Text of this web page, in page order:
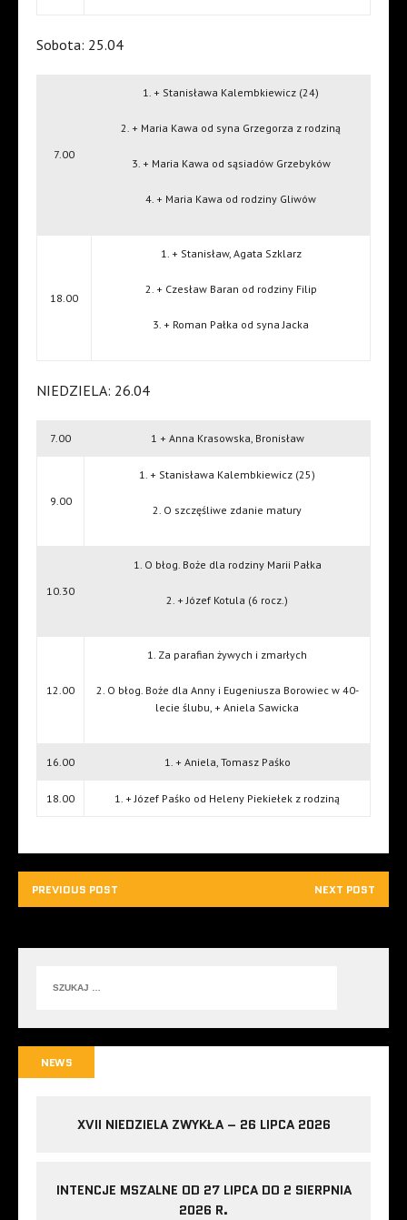
Sobota: 25.04
7.00
1. + Stanisława Kalembkiewicz (24)
2. + Maria Kawa od syna Grzegorza z rodziną
3. + Maria Kawa od sąsiadów Grzebyków
4. + Maria Kawa od rodziny Gliwów
18.00
1. + Stanisław, Agata Szklarz
2. + Czesław Baran od rodziny Filip
3. + Roman Pałka od syna Jacka
NIEDZIELA: 26.04
7.00 1 + Anna Krasowska, Bronisław
9.00
1. + Stanisława Kalembkiewicz (25)
2. O szczęśliwe zdanie matury
10.30
1. O błog. Boże dla rodziny Marii Pałka
2. + Józef Kotula (6 rocz.)
12.00
1. Za parafian żywych i zmarłych
2. O błog. Boże dla Anny i Eugeniusza Borowiec w 40-
lecie ślubu, + Aniela Sawicka
16.00 1. + Aniela, Tomasz Paśko
18.00 1. + Józef Paśko od Heleny Piekiełek z rodziną
PREVIOUS POST NEXT POST
NEWS
XVII NIEDZIELA ZWYKŁA – 26 LIPCA 2026
INTENCJE MSZALNE OD 27 LIPCA DO 2 SIERPNIA
2026 R.